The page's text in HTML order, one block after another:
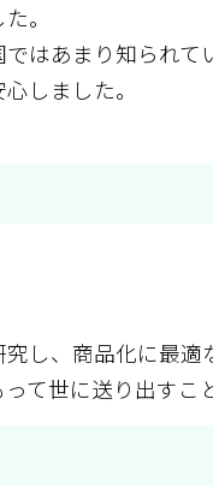
。
はあまり知られ
しました。
し、商品化に最
て世に送り出すこ